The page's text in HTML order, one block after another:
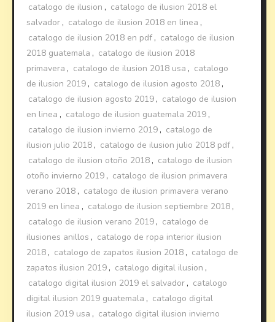
catalogo de ilusion , catalogo de ilusion 2018 el
salvador , catalogo de ilusion 2018 en linea ,
catalogo de ilusion 2018 en pdf , catalogo de ilusion
2018 guatemala , catalogo de ilusion 2018
primavera , catalogo de ilusion 2018 usa , catalogo
de ilusion 2019 , catalogo de ilusion agosto 2018 ,
catalogo de ilusion agosto 2019 , catalogo de ilusion
en linea , catalogo de ilusion guatemala 2019 ,
catalogo de ilusion invierno 2019 , catalogo de
ilusion julio 2018 , catalogo de ilusion julio 2018 pdf ,
catalogo de ilusion otoño 2018 , catalogo de ilusion
otoño invierno 2019 , catalogo de ilusion primavera
verano 2018 , catalogo de ilusion primavera verano
2019 en linea , catalogo de ilusion septiembre 2018 ,
catalogo de ilusion verano 2019 , catalogo de
ilusiones anillos , catalogo de ropa interior ilusion
2018 , catalogo de zapatos ilusion 2018 , catalogo de
zapatos ilusion 2019 , catalogo digital ilusion ,
catalogo digital ilusion 2019 el salvador , catalogo
digital ilusion 2019 guatemala , catalogo digital
ilusion 2019 usa , catalogo digital ilusion invierno